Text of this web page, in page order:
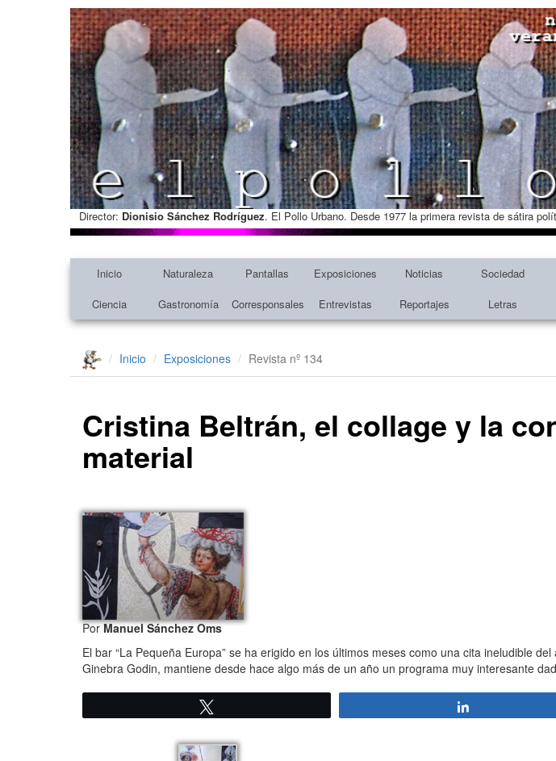
Director: Dionisio Sánchez Rodríguez. El Pollo Urbano. Desde 1977 la primera revista de sátira
Inicio Naturaleza Pantallas Exposiciones Noticias Sociedad
Ciencia
Gastronomía Corresponsales Entrevistas Reportajes Letras
Inicio Exposiciones Revista nº 134
Cristina Beltrán, el collage y la
material
PorManuel Sánchez Oms
El bar “La Pequeña Europa” se ha erigido en los últimos meses como una cita ineludible
Ginebra Godin, mantiene desde hace algo más de un año un programa muy interesante